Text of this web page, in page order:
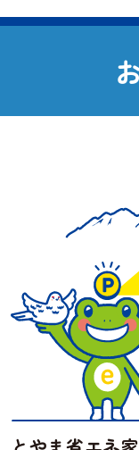
の
お